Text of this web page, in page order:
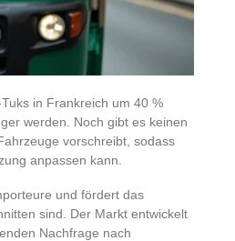
in Frankreich um 40 %
werden. Noch gibt es keinen
vorschreibt, sodass
anpassen kann.
und fördert das
sind. Der Markt entwickelt
Nachfrage nach